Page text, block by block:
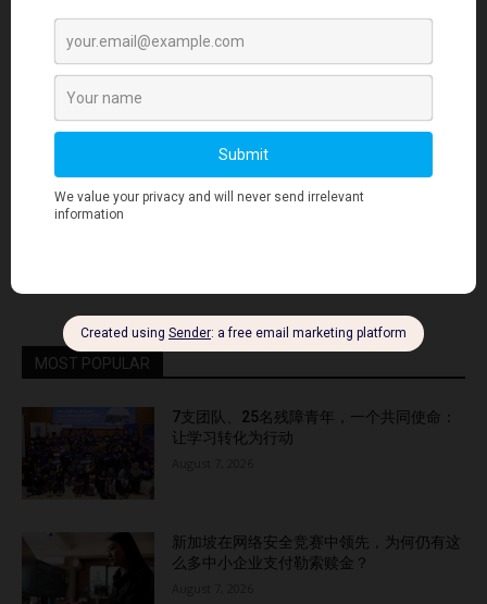
MOST POPULAR
7支团队、25名残障青年，一个共同使命：
让学习转化为行动
新加坡在网络安全竞赛中领先，为何仍有这
么多中小企业支付勒索赎金？